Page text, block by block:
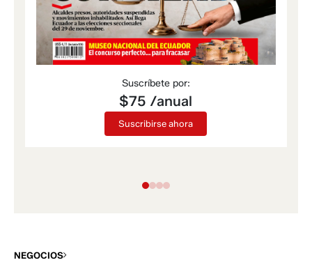
Suscríbete por:
$75 /anual
Suscribirse ahora
NEGOCIOS